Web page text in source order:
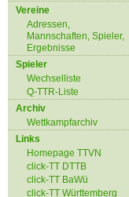
Vereine
Adressen,
Mannschaften, Spieler,
Ergebnisse
Spieler
Wechselliste
Q-TTR-Liste
Archiv
Wettkampfarchiv
Links
Homepage TTVN
click-TT DTTB
click-TT BaWü
click-TT Württemberg